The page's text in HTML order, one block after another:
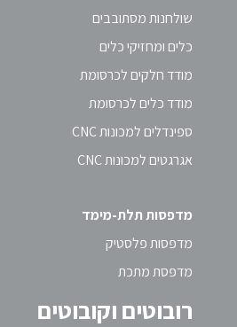
שולחנות מסתובבים
כלים ומחזיקי כלים
מודד חלקים לכרסומת
מודד כלים לכרסומת
ספינדלים למכונות CNC
אגרגטים למכונות CNC
מדפסות תלת-מימד
מדפסות פלסטיק
מדפסת מתכת
רובוטים וקובוטים